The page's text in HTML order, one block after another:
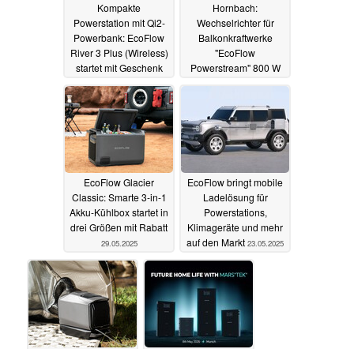
Kompakte
Powerstation mit Qi2-
Powerbank: EcoFlow
River 3 Plus (Wireless)
startet mit Geschenk
12.06.2025
Hornbach:
Wechselrichter für
Balkonkraftwerke
"EcoFlow
Powerstream" 800 W
EcoFlow Glacier
Classic: Smarte 3-in-1
Akku-Kühlbox startet in
drei Größen mit Rabatt
29.05.2025
EcoFlow bringt mobile
Ladelösung für
Powerstations,
Klimageräte und mehr
auf den Markt 23.05.2025